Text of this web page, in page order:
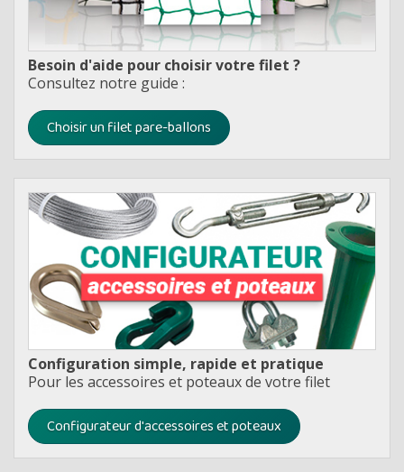
Besoin d'aide pour choisir votre filet ?
Consultez notre guide :
Choisir un filet pare-ballons
Configuration simple, rapide et pratique
Pour les accessoires et poteaux de votre filet
Configurateur d'accessoires et poteaux